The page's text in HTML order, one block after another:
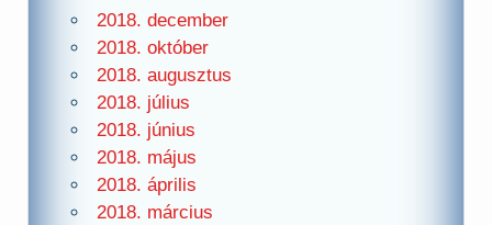
2018. december
2018. október
2018. augusztus
2018. július
2018. június
2018. május
2018. április
2018. március